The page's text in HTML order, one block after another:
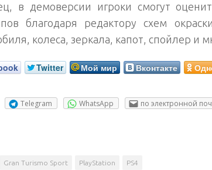
в демоверсии игроки смогут
благодаря редактору схем
колеса, зеркала, капот, спойлер и
Twitter Мой мир Вконтакте
Telegram WhatsApp по электронной
Gran Turismo Sport PlayStation PS4